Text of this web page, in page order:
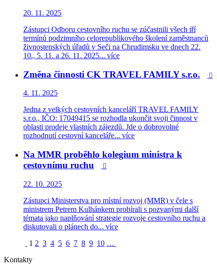
20. 11. 2025
Zástupci Odboru cestovního ruchu se zúčastnili všech tří
termínů podzimního celorepublikového školení zaměstnanců
živnostenských úřadů v Seči na Chrudimsku ve dnech 22.
10., 5. 11. a 26. 11. 2025... více
Změna činnosti CK TRAVEL FAMILY s.r.o. 
4. 11. 2025
Jedna z velkých cestovních kanceláří TRAVEL FAMILY
s.r.o., IČO: 17049415 se rozhodla ukončit svoji činnost v
oblasti prodeje vlastních zájezdů. Jde o dobrovolné
rozhodnutí cestovní kanceláře... více
Na MMR proběhlo kolegium ministra k
cestovnímu ruchu

22. 10. 2025
Zástupci Ministerstva pro místní rozvoj (MMR) v čele s
ministrem Petrem Kulhánkem probírali s pozvanými další
témata jako naplňování strategie rozvoje cestovního ruchu a
diskutovali o plánech do... více
1 2 3 4 5 6 7 8 9 10 …
Kontakty